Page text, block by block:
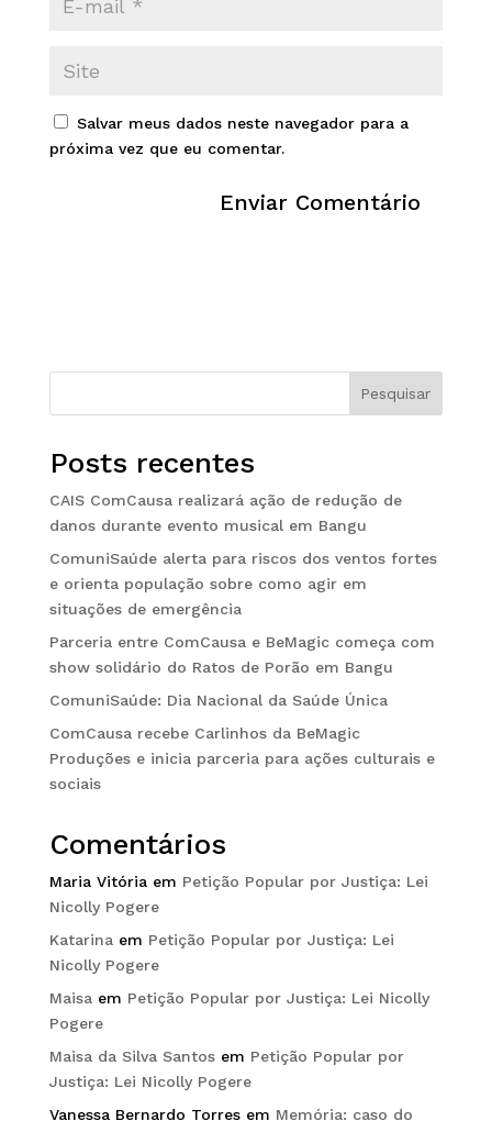
Salvar meus dados neste navegador para a
próxima vez que eu comentar.
Pesquisar
Posts recentes
CAIS ComCausa realizará ação de redução de
danos durante evento musical em Bangu
ComuniSaúde alerta para riscos dos ventos fortes
e orienta população sobre como agir em
situações de emergência
Parceria entre ComCausa e BeMagic começa com
show solidário do Ratos de Porão em Bangu
ComuniSaúde: Dia Nacional da Saúde Única
ComCausa recebe Carlinhos da BeMagic
Produções e inicia parceria para ações culturais e
sociais
Comentários
Maria Vitóriaem Petição Popular por Justiça: Lei
Nicolly Pogere
Katarinaem Petição Popular por Justiça: Lei
Nicolly Pogere
Maisaem Petição Popular por Justiça: Lei Nicolly
Pogere
Maisa da Silva Santosem Petição Popular por
Justiça: Lei Nicolly Pogere
Vanessa Bernardo Torresem Memória: caso do